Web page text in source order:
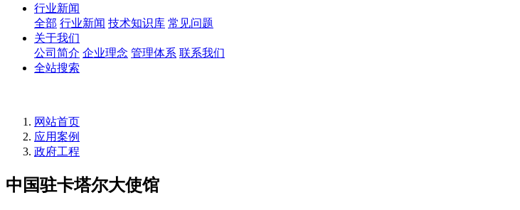
行业新闻
全部 行业新闻 技术知识库 常见问题
关于我们
公司简介 企业理念 管理体系 联系我们
全站搜索
网站首页
应用案例
政府工程
中国驻卡塔尔大使馆